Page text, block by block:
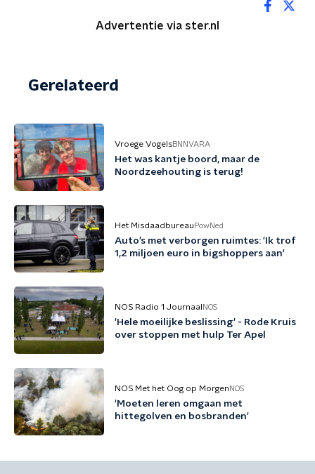
Advertentie via ster.nl
Gerelateerd
Vroege VogelsBNNVARA
Het was kantje boord, maar de
Noordzeehouting is terug!
Het Misdaadbureau PowNed
Auto’s met verborgen ruimtes: 'Ik trof
1,2 miljoen euro in bigshoppers aan'
NOS Radio 1 Journaal NOS
'Hele moeilijke beslissing' - Rode Kruis
over stoppen met hulp Ter Apel
NOS Met het Oog op Morgen NOS
'Moeten leren omgaan met
hittegolven en bosbranden'